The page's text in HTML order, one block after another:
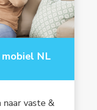
NL
vaste &